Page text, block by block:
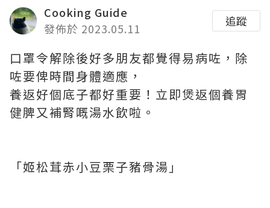
Cooking Guide
發佈於 2023.05.11
追蹤
口罩令解除後好多朋友都覺得易病咗，除
咗要俾時間身體適應，
養返好個底子都好重要！立即煲返個養胃
健脾又補腎嘅湯水飲啦。
「姬松茸赤小豆栗子豬骨湯」